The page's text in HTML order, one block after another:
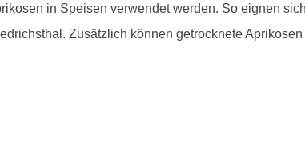
in Speisen verwendet werden. So eignen
Zusätzlich können getrocknete